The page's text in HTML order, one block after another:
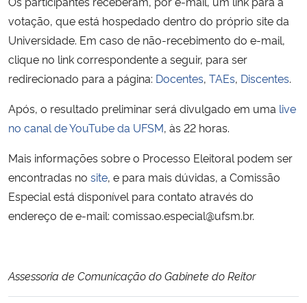
Banco Central do Brasil
Planalto
votação, que está hospedado dentro do próprio site da
Universidade. Em caso de não-recebimento do e-mail,
clique no link correspondente a seguir, para ser
redirecionado para a página: Docentes, TAEs, Discentes.
Após, o resultado preliminar será divulgado em uma live
no canal de YouTube da UFSM, às 22 horas.
Mais informações sobre o Processo Eleitoral podem ser
encontradas no site, e para mais dúvidas, a Comissão
Especial está disponível para contato através do
endereço de e-mail: comissao.especial@ufsm.br.
Assessoria de Comunicação do Gabinete do Reitor